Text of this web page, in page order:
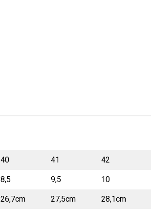
40 41 42
8,5 9,5 10
26,7cm 27,5cm 28,1cm